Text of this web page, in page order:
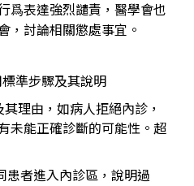
爲表達強烈譴責，醫學會也
，討論相關懲處事宜。
準步驟及其說明
理由，如病人拒絕內診，
未能正確診斷的可能性。超
患者進入內診區，說明過